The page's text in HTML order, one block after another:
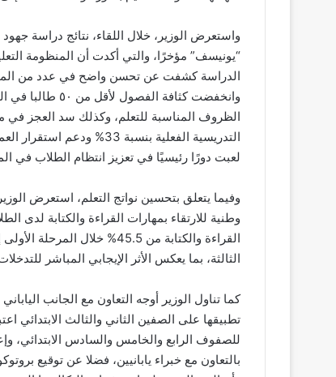
واستعرض الوزير، خلال اللقاء، نتائج دراسة
“يونيسف” مؤخرًا، والتي أكدت أن المنظومة
وانخفضت كثافة
الظروف المناسبة للتعلم، وكذلك سد العجز في
التدريسية الفعلية بنسبة
لعبت دورًا رئيسيًا في تعزيز انتظام الطلاب في
وفيما يتعلق بتحسين نواتج التعلم، استعرض
وطنية للارتقاء بمهارات القراءة والكتابة
الثالثة، بما يعكس الأثر الإيجابي المباشر
كما تناول الوزير أوجه التعاون مع الجانب
تطبيقها على الصفين الثاني والثالث الابتدائي
للصفوف الرابع والخامس والسادس الابتدائي،
بالتعاون مع خبراء يابانيين، فضلا عن توقيع